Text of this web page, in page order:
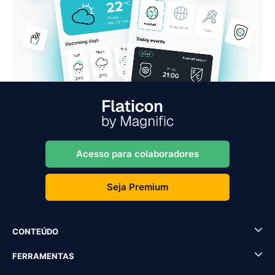
Acesso para colaboradores
Seja Premium
CONTEÚDO
FERRAMENTAS